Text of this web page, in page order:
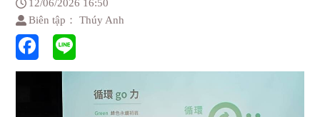
12/06/2026 16:50
Biên tập： Thúy Anh